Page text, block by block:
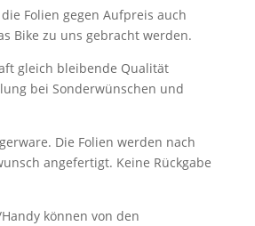
Folien gegen Aufpreis auch
Bike zu uns gebracht werden.
gleich bleibende Qualität
bei Sonderwünschen und
Die Folien werden nach
angefertigt. Keine Rückgabe
können von den